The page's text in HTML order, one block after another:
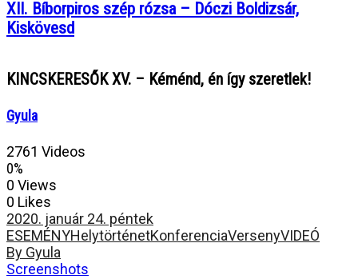
XII. Bíborpiros szép rózsa – Dóczi Boldizsár,
Kiskövesd
KINCSKERESŐK XV. – Kéménd, én így szeretlek!
Gyula
2761 Videos
0%
0 Views
0 Likes
2020. január 24. péntek
ESEMÉNYHelytörténetKonferenciaVersenyVIDEÓ
By Gyula
Screenshots